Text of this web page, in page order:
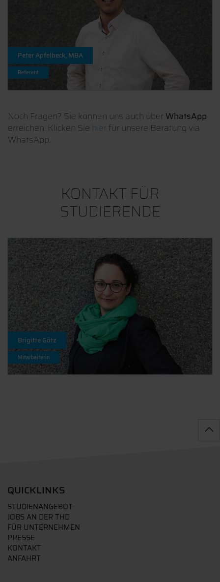
Peter Apfelbeck, MBA
Referent
Noch Fragen? Sie können uns auch über WhatsApp
erreichen. Klicken Sie hier für unsere Beratung via
WhatsApp.
KONTAKT FÜR
STUDIERENDE
Brigitte Götz
Mitarbeiterin
QUICKLINKS
STUDIENANGEBOT
JOBS AN DER THD
FÜR UNTERNEHMEN
PRESSE
KONTAKT
ANFAHRT